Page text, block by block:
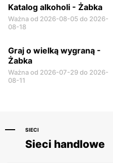
Katalog alkoholi - Żabka
Ważna od 2026-08-05 do 2026-
08-18
Graj o wielką wygraną -
Żabka
Ważna od 2026-07-29 do 2026-
08-11
SIECI
Sieci handlowe